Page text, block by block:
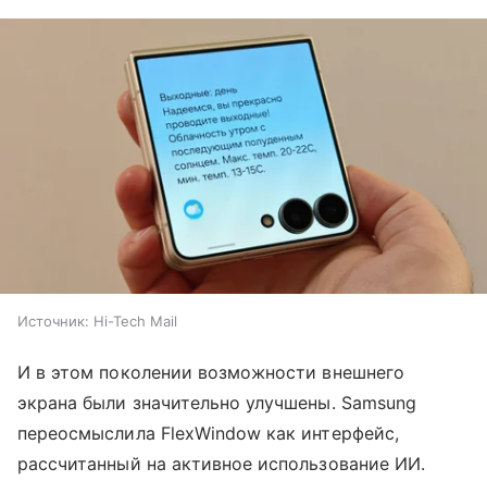
Источник: Hi-Tech Mail
И в этом поколении возможности внешнего
экрана были значительно улучшены. Samsung
переосмыслила FlexWindow как интерфейс,
рассчитанный на активное использование ИИ.